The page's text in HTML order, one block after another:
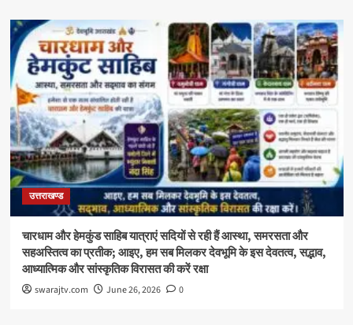
उत्तराखण्ड
चारधाम और हेमकुंड साहिब यात्राएं सदियों से रही हैं आस्था, समरसता और
सहअस्तित्व का प्रतीक; आइए, हम सब मिलकर देवभूमि के इस देवतत्व, सद्भाव,
आध्यात्मिक और सांस्कृतिक विरासत की करें रक्षा
swarajtv.com June 26, 2026 0